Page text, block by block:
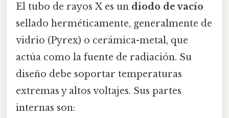
El tubo de rayos X es un diodo de vacío
sellado herméticamente, generalmente de
vidrio (Pyrex) o cerámica-metal, que
actúa como la fuente de radiación. Su
diseño debe soportar temperaturas
extremas y altos voltajes. Sus partes
internas son: